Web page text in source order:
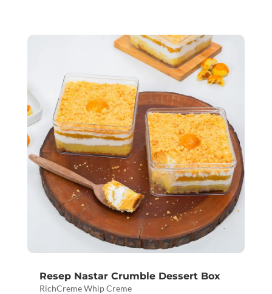
Resep Nastar Crumble Dessert Box
RichCreme Whip Creme